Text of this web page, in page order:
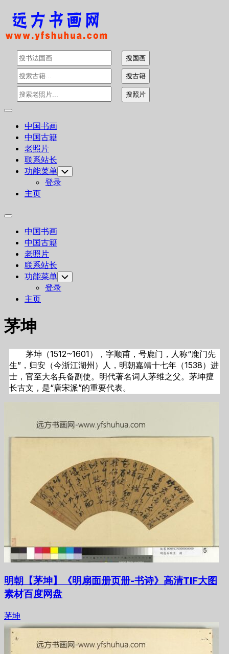
Skip
content
Expand
中国书画
中国古籍
老照片
联系站长
功能菜单 Toggle
Child
Menu
登录
主页
Expand
中国书画
中国古籍
老照片
联系站长
功能菜单 Toggle
Child
Menu
登录
主页
茅坤
茅坤（1512~1601），字顺甫，号鹿门，人称“鹿门先
生”，归安（今浙江湖州）人，明朝嘉靖十七年（1538）进
士，官至大名兵备副使。明代著名词人茅维之父。茅坤擅
长古文，是“唐宋派”的重要代表。
明朝【茅坤】《明扇面册页册-书诗》高清TIF大图
素材百度网盘
茅坤